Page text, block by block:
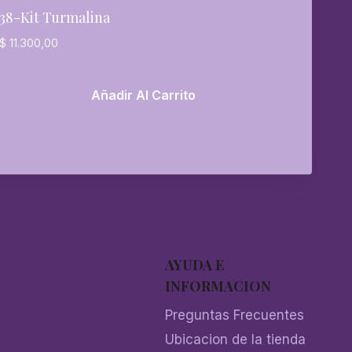
38-Kit Turmalina
$ 11.300,00
Añadir Al Carrito
AYUDA E
INFORMACION
Preguntas Frecuentes
Ubicacion de la tienda